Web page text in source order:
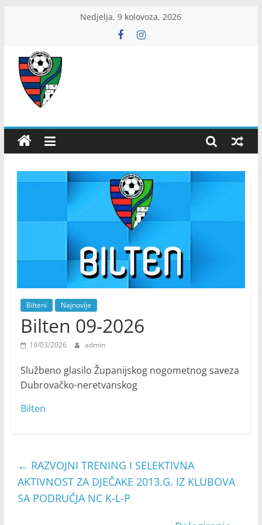
Nedjelja, 9 kolovoza, 2026
ŽNS
Dubrovačko-
neretvanski
Bilteni Najnovije
Bilten 09-2026
19/03/2026 admin
Službeno glasilo Županijskog nogometnog saveza
Dubrovačko-neretvanskog
Bilten
← RAZVOJNI TRENING I SELEKTIVNA
AKTIVNOST ZA DJEČAKE 2013.G. IZ KLUBOVA
SA PODRUČJA NC K-L-P